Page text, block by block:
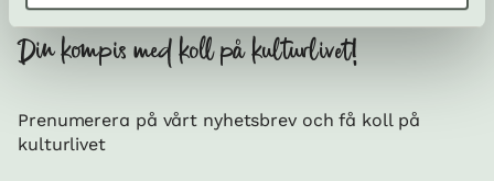
Din kompis med koll på kulturlivet!
Prenumerera på vårt nyhetsbrev och få koll på
kulturlivet